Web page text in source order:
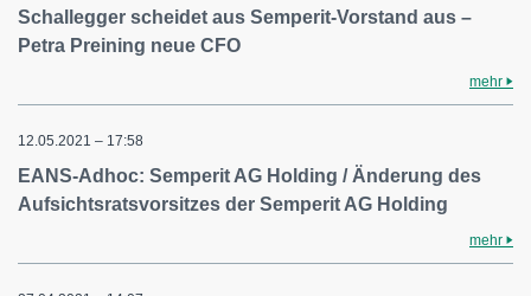
Schallegger scheidet aus Semperit-Vorstand aus –
Petra Preining neue CFO
mehr
12.05.2021 – 17:58
EANS-Adhoc: Semperit AG Holding / Änderung des
Aufsichtsratsvorsitzes der Semperit AG Holding
mehr